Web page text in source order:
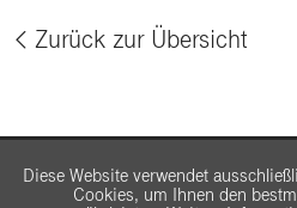
Diese Website verwendet
Cookies, um Ihnen den
% Zurück zur Übersicht